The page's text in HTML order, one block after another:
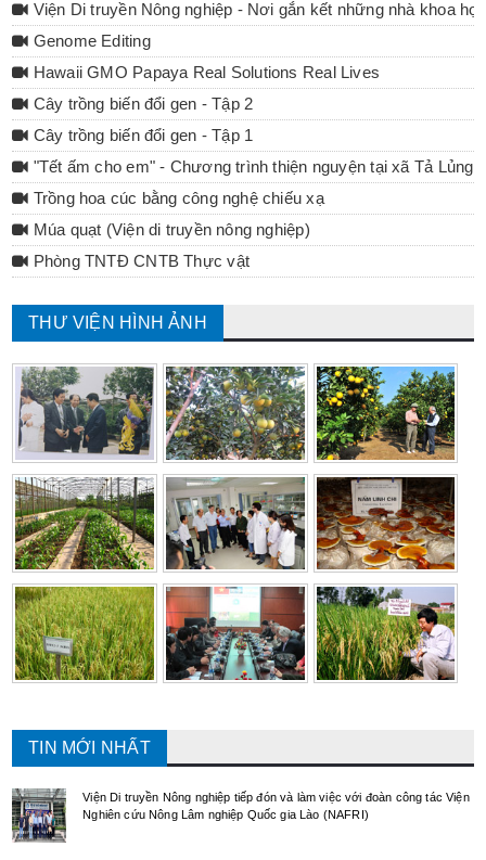
Viện Di truyền Nông nghiệp - Nơi gắn kết những nhà khoa học
Genome Editing
Hawaii GMO Papaya Real Solutions Real Lives
Cây trồng biến đổi gen - Tập 2
Cây trồng biến đổi gen - Tập 1
"Tết ấm cho em" - Chương trình thiện nguyện tại xã Tả Lủng
Trồng hoa cúc bằng công nghệ chiếu xạ
Múa quạt (Viện di truyền nông nghiệp)
Phòng TNTĐ CNTB Thực vật
THƯ VIỆN HÌNH ẢNH
TIN MỚI NHẤT
Viện Di truyền Nông nghiệp tiếp đón và làm việc với đoàn công tác Viện
Nghiên cứu Nông Lâm nghiệp Quốc gia Lào (NAFRI)